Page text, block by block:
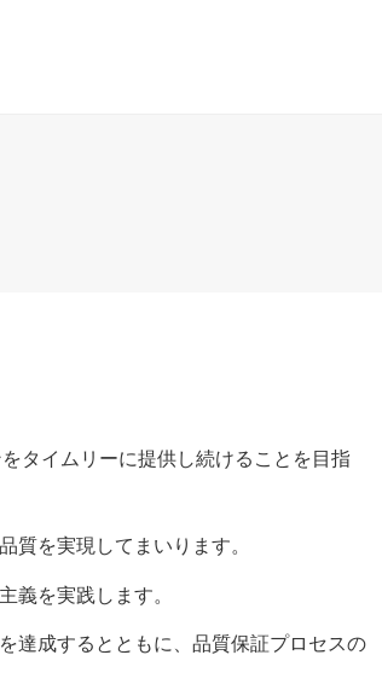
タイムリーに提供し続けることを目指
質を実現してまいります。
義を実践します。
達成するとともに、品質保証プロセスの